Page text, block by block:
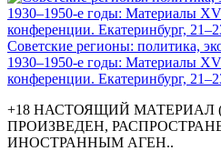
Советские регионы: политика,
1930–1950-е годы: Материалы
конференции. Екатеринбург,
+18 НАСТОЯЩИЙ
ПРОИЗВЕДЕН,
ИНОСТРАННЫМ АГЕН..